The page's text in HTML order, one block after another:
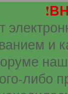
и
либо